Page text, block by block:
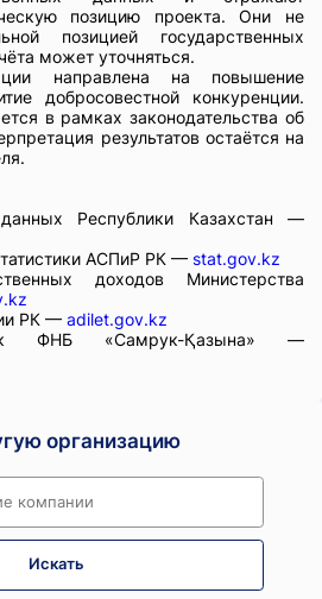
позицию проекта. Они не
позицией государственных
может уточняться.
направлена на повышение
добросовестной конкуренции.
в рамках законодательства об
результатов остаётся на
Республики Казахстан —
АСПиР РК — stat.gov.kz
доходов Министерства
РК — adilet.gov.kz
ФНБ «Самрук-Қазына» —
организацию
Искать